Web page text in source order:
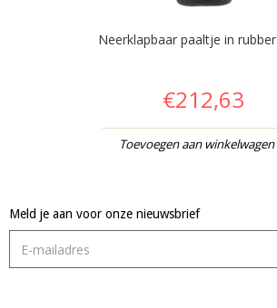
Neerklapbaar paaltje in
€212,63
Toevoegen aan winkelwagen
Meld je aan voor onze nieuwsbrief